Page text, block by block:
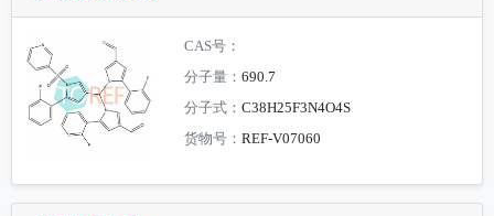
CAS号：
分子量：690.7
分子式：C38H25F3N4O4S
货物号：REF-V07060